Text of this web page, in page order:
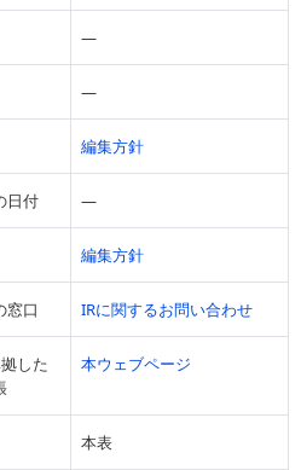
―
―
編集方針
日付 ―
編集方針
窓口 IRに関するお問い合わせ
した
本ウェブページ
本表